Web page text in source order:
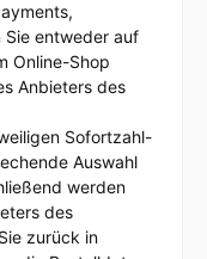
entweder auf
Online-Shop
Anbieters des
Sofortzahl-
Auswahl
werden
des
zurück in